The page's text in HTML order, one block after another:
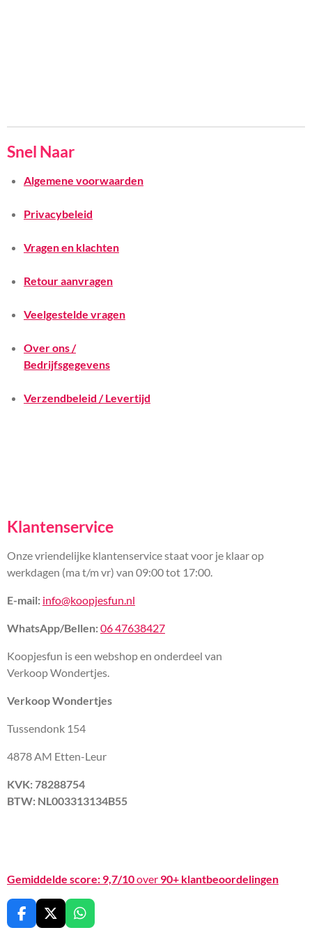
Snel Naar
Algemene voorwaarden
Privacybeleid
Vragen en klachten
Retour aanvragen
Veelgestelde vragen
Over ons /
Bedrijfsgegevens
Verzendbeleid / Levertijd
Klantenservice
Onze vriendelijke klantenservice staat voor je klaar op
werkdagen (ma t/m vr) van 09:00 tot 17:00.
E-mail: info@koopjesfun.nl
WhatsApp/Bellen:06 47638427
Koopjesfun is een webshop en onderdeel van
Verkoop Wondertjes.
Verkoop Wondertjes
Tussendonk 154
4878 AM Etten-Leur
KVK: 78288754
BTW: NL003313134B55
Gemiddelde score: 9,7/10over 90+ klantbeoordelingen
F
a
X
W
h